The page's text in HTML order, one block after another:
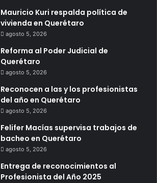
Mauricio Kuri respalda política de
vivienda en Querétaro
agosto 5, 2026
Reforma al Poder Judicial de
Querétaro
agosto 5, 2026
Reconocen a las y los profesionistas
del año en Querétaro
agosto 5, 2026
Felifer Macías supervisa trabajos de
bacheo en Querétaro
agosto 5, 2026
Entrega de reconocimientos al
Profesionista del Año 2025